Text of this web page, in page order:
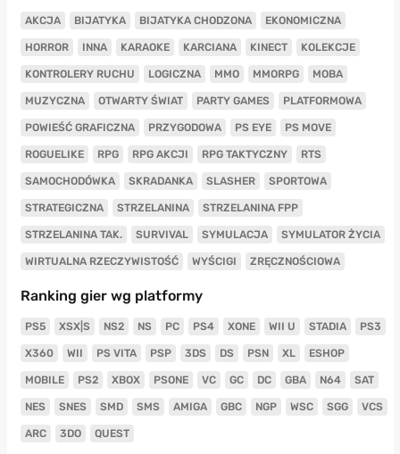
AKCJA BIJATYKA BIJATYKA CHODZONA EKONOMICZNA
HORROR INNA KARAOKE KARCIANA KINECT KOLEKCJE
KONTROLERY RUCHU LOGICZNA MMO MMORPG MOBA
MUZYCZNA OTWARTY ŚWIAT PARTY GAMES PLATFORMOWA
POWIEŚĆ GRAFICZNA PRZYGODOWA PS EYE PS MOVE
ROGUELIKE RPG RPG AKCJI RPG TAKTYCZNY RTS
SAMOCHODÓWKA SKRADANKA SLASHER SPORTOWA
STRATEGICZNA STRZELANINA STRZELANINA FPP
STRZELANINA TAK. SURVIVAL SYMULACJA SYMULATOR ŻYCIA
WIRTUALNA RZECZYWISTOŚĆ WYŚCIGI ZRĘCZNOŚCIOWA
Ranking gier wg platformy
PS5 XSX|S NS2 NS PC PS4 XONE WII U STADIA PS3
X360 WII PS VITA PSP 3DS DS PSN XL ESHOP
MOBILE PS2 XBOX PSONE VC GC DC GBA N64 SAT
NES SNES SMD SMS AMIGA GBC NGP WSC SGG VCS
ARC 3DO QUEST